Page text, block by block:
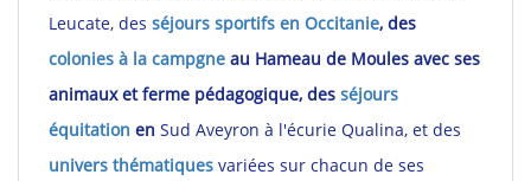
Leucate, des séjours sportifs en Occitanie, des
colonies à la campgne au Hameau de Moules avec ses
animaux et ferme pédagogique, des séjours
équitation en Sud Aveyron à l'écurie Qualina, et des
univers thématiques variées sur chacun de ses